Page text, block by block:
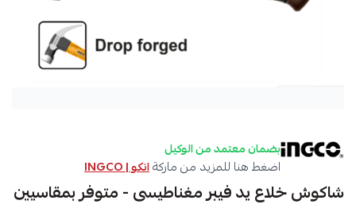
بضمان معتمد من الوكيل
اضغط هنا للمزيد من ماركةانكو | INGCO
شاكوش خلاع يد فيبر مغناطيسى - متوفر بمقاسيين